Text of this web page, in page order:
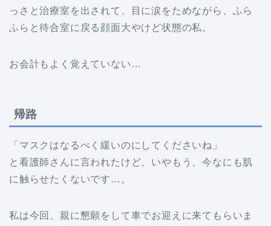
っさと治療室を出されて、目に涙をためながら、ふら
ふらと待合室に戻る顔面大やけど状態の私。
お会計もよく覚えていない…
帰路
「マスクはなるべく緩いのにしてくださいね」
と看護師さんに言われたけど、いやもう、今なにも肌
に触らせたくないです…。
私は今回、親に懇願をして車でお迎えに来てもらいま